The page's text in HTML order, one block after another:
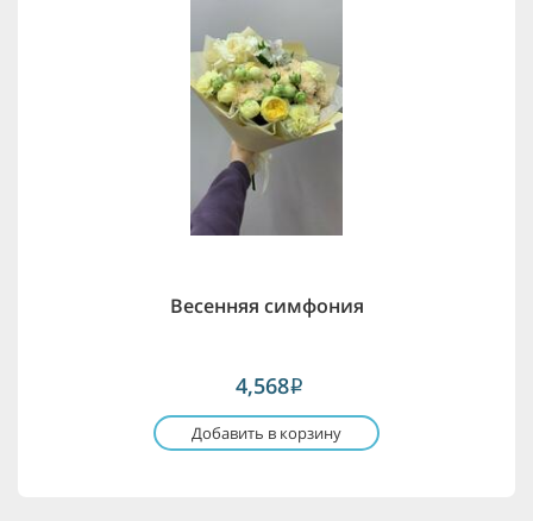
Весенняя симфония
4,568i
Добавить в корзину